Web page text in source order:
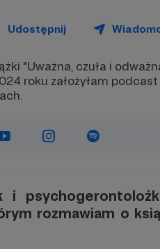
Udostępnij
"Uważna, czuła i
roku założyłam
i
rozmawiam o